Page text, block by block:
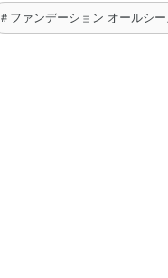
＃ファンデーション オールシー